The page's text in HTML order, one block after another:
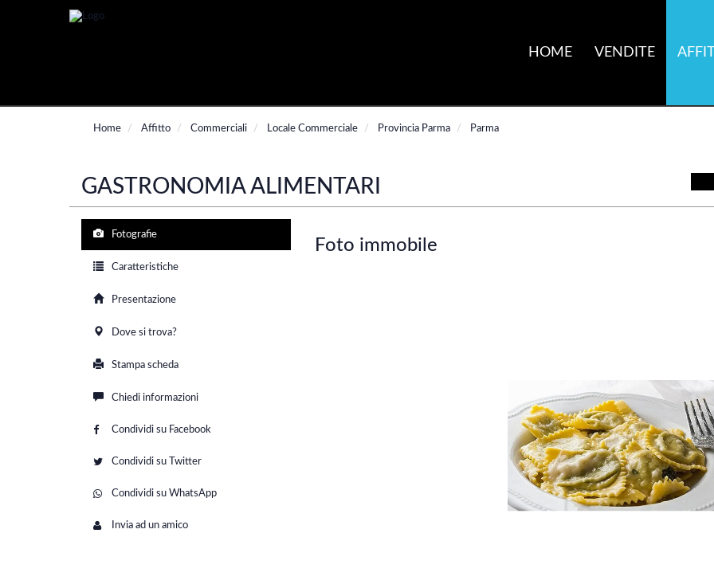
HOME VENDITE
Home Affitto Commerciali Locale Commerciale Provincia Parma Parma
GASTRONOMIA ALIMENTARI
Fotografie
Caratteristiche
Presentazione
Dove si trova?
Stampa scheda
Chiedi informazioni
Condividi su Facebook
Condividi su Twitter
Condividi su WhatsApp
Invia ad un amico
Foto immobile